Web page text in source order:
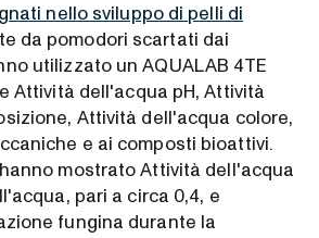
nello sviluppo di pelli di
da pomodori scartati dai
utilizzato un AQUALAB 4TE
Attività dell'acqua pH, Attività
Attività dell'acqua colore,
e ai composti bioattivi.
mostrato Attività dell'acqua
pari a circa 0,4, e
fungina durante la